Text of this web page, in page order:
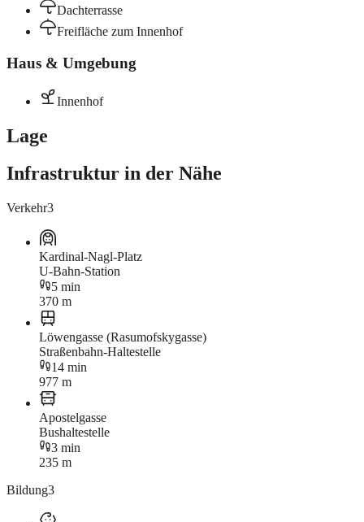
Dachterrasse
Freifläche zum Innenhof
Haus & Umgebung
Innenhof
Lage
Infrastruktur in der Nähe
Verkehr3
Kardinal-Nagl-Platz
U-Bahn-Station
5 min
370 m
Löwengasse (Rasumofskygasse)
Straßenbahn-Haltestelle
14 min
977 m
Apostelgasse
Bushaltestelle
3 min
235 m
Bildung3